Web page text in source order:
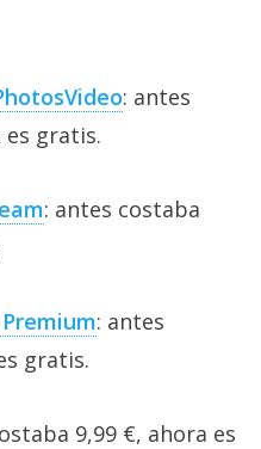
: antes
es gratis.
: antes costaba
: antes
gratis.
9,99 €, ahora es